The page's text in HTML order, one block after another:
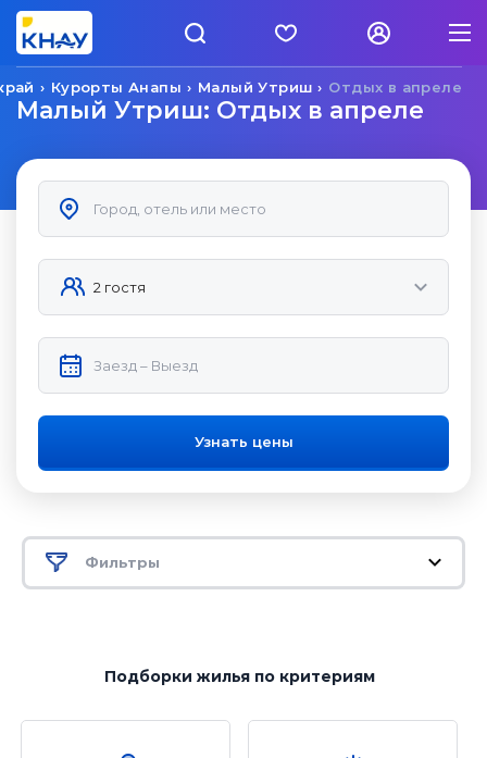
Отдых в апреле
Малый Утриш
Курорты Анапы
Малый Утриш: Отдых в апреле
Узнать цены
Фильтры
Подборки жильяпо критериям